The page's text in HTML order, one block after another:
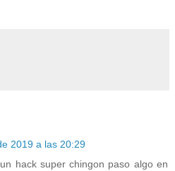
2019 a las 20:29
hack super chingon paso algo en